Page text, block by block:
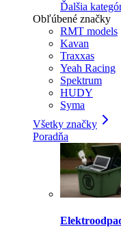
Ďalšia
Obľúbené značky
RMT models
Kavan
Traxxas
Yeah Racing
Spektrum
HUDY
Syma
Všetky značky
Poradňa